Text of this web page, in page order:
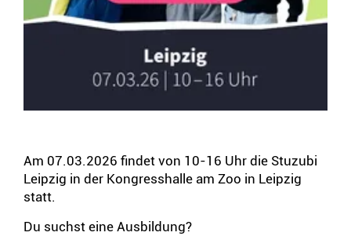
Am 07.03.2026 findet von 10-16 Uhr die Stuzubi
Leipzig in der Kongresshalle am Zoo in Leipzig
statt.
Du suchst eine Ausbildung?